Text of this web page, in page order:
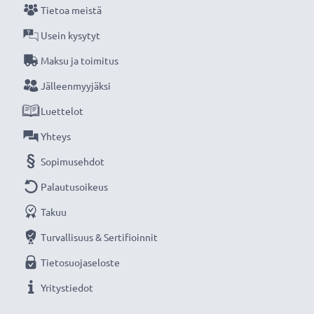
Tietoa meistä
Usein kysytyt
Maksu ja toimitus
Jälleenmyyjäksi
Luettelot
Yhteys
Sopimusehdot
Palautusoikeus
Takuu
Turvallisuus & Sertifioinnit
Tietosuojaseloste
Yritystiedot